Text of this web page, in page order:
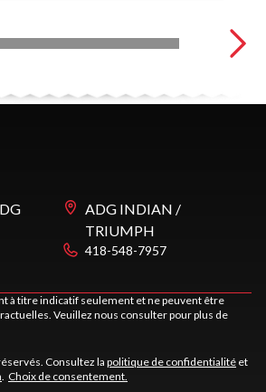
ADG INDIAN /
TRIUMPH
418-548-7957
à titre indicatif seulement et ne peuvent être
Veuillez nous consulter pour plus de
Consultez lapolitique de confidentialité et
Choix de consentement.